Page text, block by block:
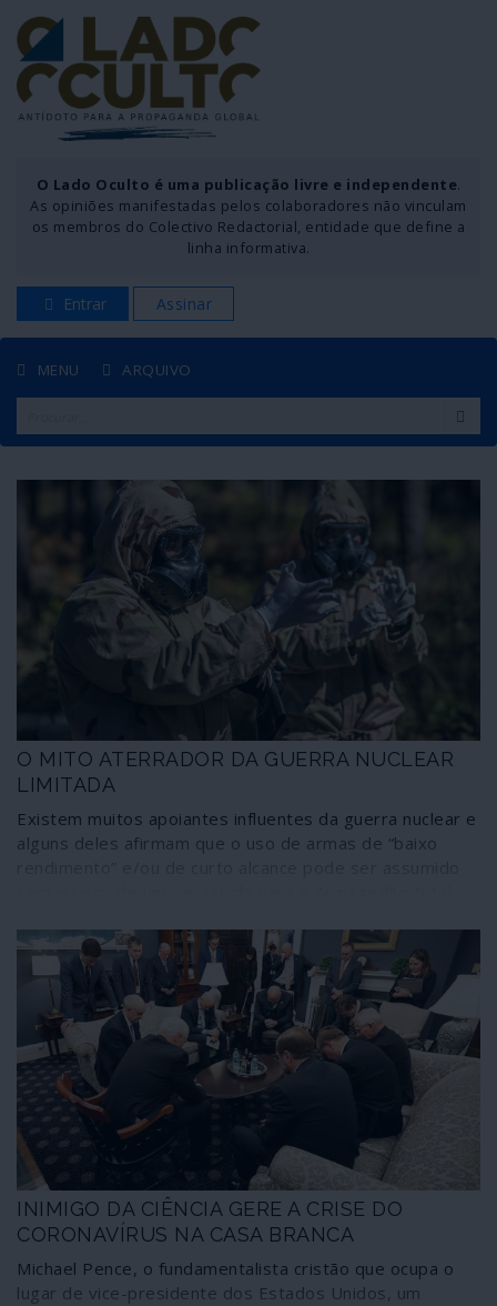
O Lado Oculto é uma publicação livre e independente.
As opiniões manifestadas pelos colaboradores não vinculam
os membros do Colectivo Redactorial, entidade que define a
linha informativa.
Entrar Assinar
MENU ARQUIVO
O MITO ATERRADOR DA GUERRA NUCLEAR
LIMITADA
Existem muitos apoiantes influentes da guerra nuclear e
alguns deles afirmam que o uso de armas de “baixo
grupo de optimistas de olhos em alvo que pensavam,
aparentemente a sério, que poderia haver qualquer
coisa como “rebeldes moderados”.
INIMIGO DA CIÊNCIA GERE A CRISE DO
CORONAVÍRUS NA CASA BRANCA
Michael Pence, o fundamentalista cristão que ocupa o
lugar de vice-presidente dos Estados Unidos, um